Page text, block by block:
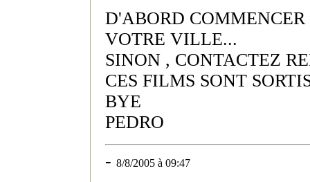
D'ABORD
VOTRE VILLE...
SINON , CONTACTEZ
CES FILMS SONT
BYE
PEDRO
- 8/8/2005 à 09:47